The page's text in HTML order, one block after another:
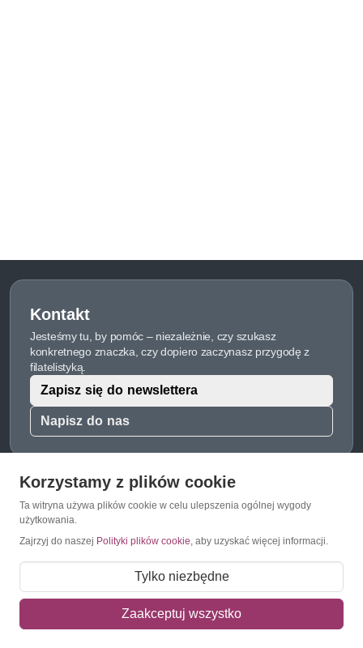
Kontakt
Jesteśmy tu, by pomóc – niezależnie, czy szukasz
konkretnego znaczka, czy dopiero zaczynasz przygodę z
filatelistyką.
Napisz do nas
Zapisz się do newslettera
O Znaczkopol.pl
O nas
Regulamin
Polityka prywatności
Korzystamy z plików cookie
Ta witryna używa plików cookie w celu ulepszenia ogólnej wygody
użytkowania.
Zajrzyj do naszej Polityki plików cookie, aby uzyskać więcej informacji.
Tylko niezbędne
Zaakceptuj wszystko